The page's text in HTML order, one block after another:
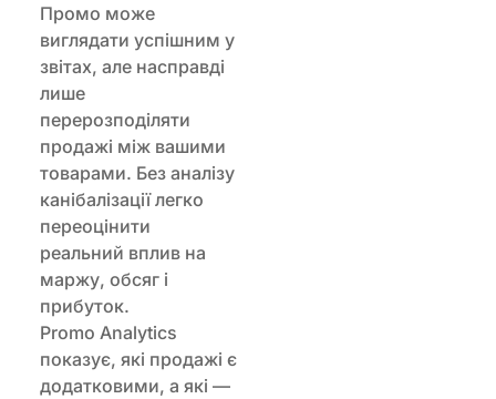
Промо може
виглядати успішним у
звітах, але насправді
лише
перерозподіляти
продажі між вашими
товарами. Без аналізу
канібалізації легко
переоцінити
реальний вплив на
маржу, обсяг і
прибуток.
Promo Analytics
показує, які продажі є
додатковими, а які —